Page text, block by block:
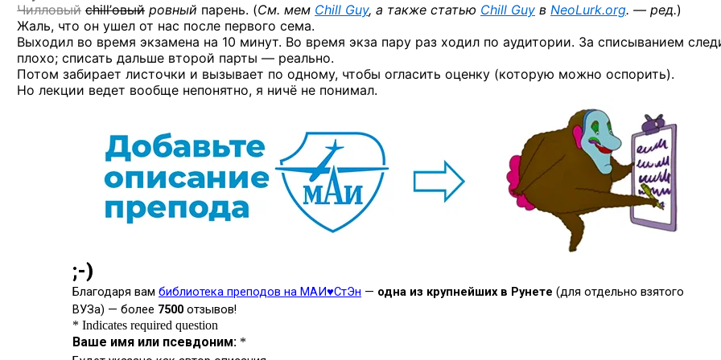
Чилловый chill’овый ровный парень. (См. мем Chill Guy, а также статью Chill Guy в NeoLurk.org. — ред.)
Жаль, что он ушел от нас после первого сема.
Выходил во время экзамена на 10 минут. Во время экза пару раз ходил по аудитории. За списыванием
плохо; списать дальше второй парты — реально.
Потом забирает листочки и вызывает по одному, чтобы огласить оценку (которую можно оспорить).
Но лекции ведет вообще непонятно, я ничё не понимал.